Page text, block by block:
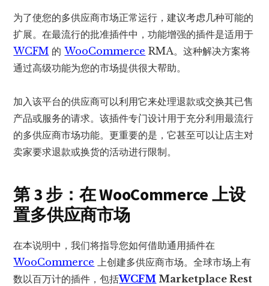
为了使您的多供应商市场正常运行，建议考虑几种可能的
扩展。在最流行的批准插件中，功能增强的插件是适用于
WCFM 的WooCommerce RMA。这种解决方案将
通过高级功能为您的市场提供很大帮助。
加入该平台的供应商可以利用它来处理退款或交换其已售
产品或服务的请求。该插件专门设计用于充分利用最流行
的多供应商市场功能。更重要的是，它甚至可以让店主对
卖家要求退款或换货的活动进行限制。
第 3 步：在 WooCommerce 上设
置多供应商市场
在本说明中，我们将指导您如何借助通用插件在
WooCommerce 上创建多供应商市场。全球市场上有
数以百万计的插件，包括WCFM Marketplace Rest